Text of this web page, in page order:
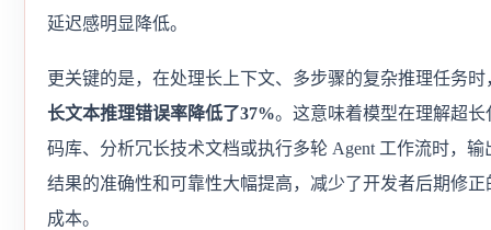
延迟感明显降低。
更关键的是，在处理长上下文、多步骤的复杂推理任务时
长文本推理错误率降低了37%。这意味着模型在理解超长
码库、分析冗长技术文档或执行多轮 Agent 工作流时，输
结果的准确性和可靠性大幅提高，减少了开发者后期修正
成本。